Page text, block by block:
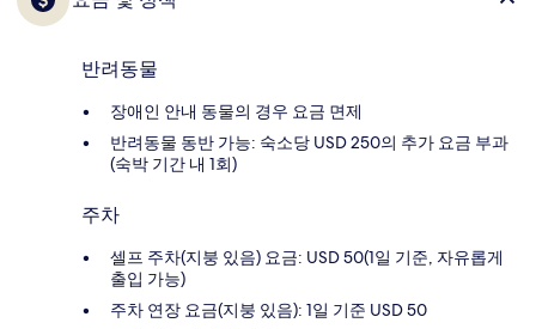
반려동물
장애인 안내 동물의 경우 요금 면제
반려동물 동반 가능: 숙소당 USD 250의 추가 요금 부과
(숙박 기간 내 1회)
주차
셀프 주차(지붕 있음) 요금: USD 50(1일 기준, 자유롭게
출입 가능)
주차 연장 요금(지붕 있음): 1일 기준 USD 50